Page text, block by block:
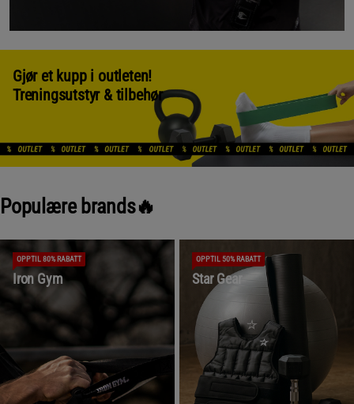
Gjør et kupp i outleten!
Treningsutstyr & tilbehør
Populære brands🔥
OPPTIL 80% RABATT
Iron Gym
OPPTIL 50% RABATT
Star Gear